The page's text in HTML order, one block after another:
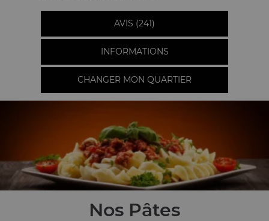
AVIS (241)
INFORMATIONS
CHANGER MON QUARTIER
Nos Pâtes